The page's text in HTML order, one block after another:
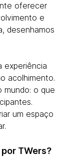
oferecer
e
desenhamos
experiência
acolhimento.
mundo: o que
um espaço
TWers?